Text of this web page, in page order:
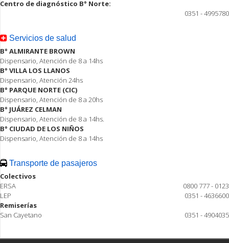
Centro de diagnóstico B° Norte:
0351 - 4995780
Servicios de salud
B° ALMIRANTE BROWN
Dispensario, Atención de 8 a 14hs
B° VILLA LOS LLANOS
Dispensario, Atención 24hs
B° PARQUE NORTE (CIC)
Dispensario, Atención de 8 a 20hs
B° JUÁREZ CELMAN
Dispensario, Atención de 8 a 14hs.
B° CIUDAD DE LOS NIÑOS
Dispensario, Atención de 8 a 14hs
Transporte de pasajeros
Colectivos
ERSA
0800 777 - 0123
LEP
0351 - 4636600
Remiserías
San Cayetano
0351 - 4904035